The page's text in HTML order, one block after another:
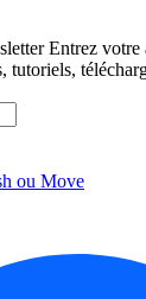
Entrez votre
tutoriels,
ou Move